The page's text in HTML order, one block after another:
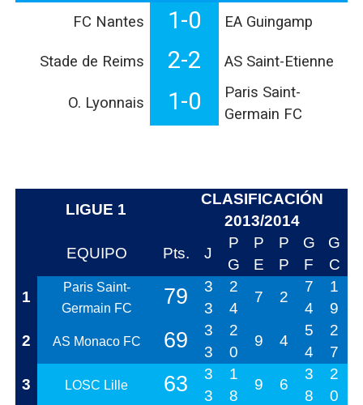
FC Nantes 1-0 EA Guingamp
Stade de Reims 2-2 AS Saint-Etienne
O. Lyonnais 1-0
Paris Saint-
Germain FC
LIGUE 1
CLASIFICACIÓN
2013/2014
EQUIPO
Pts. J
P
G
P
E
P
P
G
F
G
C
1
Paris Saint-
Germain FC
79
3
3
2
4
7 2
7
4
1
9
2
AS Monaco FC 69
3
3
2
0
9 4
5
4
2
7
3
LOSC Lille 63
3
3
1
8
9 6
3
8
2
0